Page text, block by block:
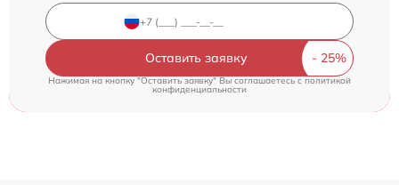
Оставить заявку
Нажимая на кнопку "Оставить заявку" Вы соглашаетесь c политикой
конфиденциальности